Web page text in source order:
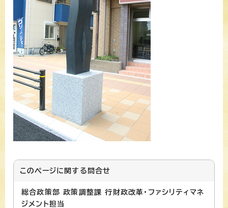
このページに関する 問合せ
総合政策部 政策調整課 行財政改革・ファシリティマネ
ジメント担当